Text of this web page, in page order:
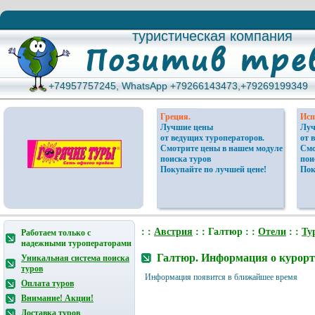
туристическая компания
туристическая компания
+74957757245, WhatsApp +79266143473,+79269199349
+74957757245, WhatsApp +79266143473,+79269199349
Греция.
Лучшие цены
от ведущих туроператоров.
Смотрите цены в нашем модуле
поиска туров
Покупайте по лучшей цене!
от
Работаем только с
надежными туроператорами
Уникальная система поиска
туров
Оплата туров
Внимание! Акции!
Доставка туров
: : Австрия : : Галтюр : : Отели : :
Галтюр. Информация о
Информация появится в ближайшее время